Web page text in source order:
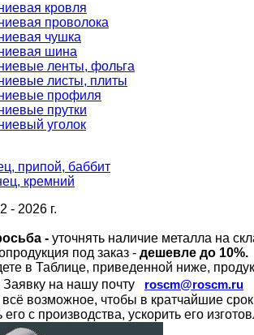
кровля
проволока
чушка
шина
ленты, фольга
листы, плиты
профиля
прутки
уголок
припой, баббит
кремний
2026 г.
- уточнять наличие металла на
под заказ - дешевле до 10%.
в Таблице, приведенной ниже,
на нашу почту
roscm@roscm.ru
возможное, чтобы в кратчайшие
его с производства, ускорить его